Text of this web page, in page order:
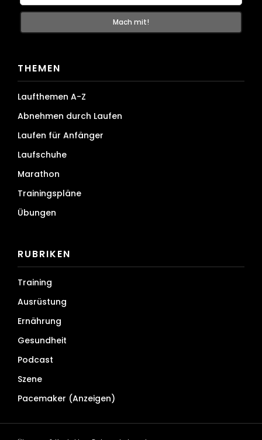
THEMEN
Laufthemen A-Z
Abnehmen durch Laufen
Laufen für Anfänger
Laufschuhe
Marathon
Trainingspläne
Übungen
RUBRIKEN
Training
Ausrüstung
Ernährung
Gesundheit
Podcast
Szene
Pacemaker (Anzeigen)